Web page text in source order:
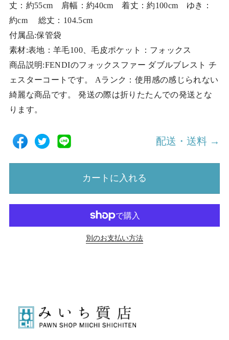
丈：約55cm 肩幅：約40cm 着丈：約100cm ゆき：
約cm 総丈：104.5cm
付属品:保管袋
素材:表地：羊毛100、毛皮ポケット：フォックス
商品説明:FENDIのフォックスファー ダブルブレスト チ
ェスターコートです。 Aランク：使用感の感じられない
綺麗な商品です。 発送の際は折りたたんでの発送とな
ります。
配送・送料 →
カートに入れる
別のお支払い方法